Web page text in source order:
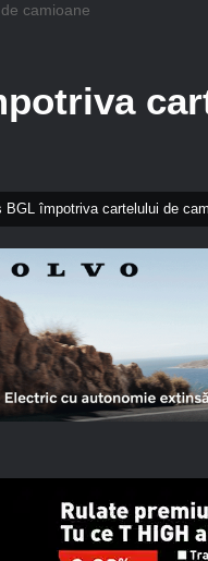
camioane
împotriva cartelului de